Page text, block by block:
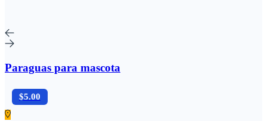
Paraguas para mascota
$5.00